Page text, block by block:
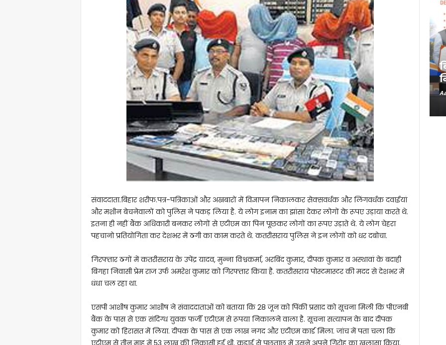
संवाददाता.बिहार शरीफ.पत्र-पत्रिकाओं और अखबारों में विज्ञापन निकालकर सेक्सवर्धक और लिंगवर्धक दवाईयां
और मशीन बेचनेवालों को पुलिस ने पकड़ लिया है. ये लोग इनाम का झांसा देकर लोगों के रूपए उड़ाया करते थे.
इतना ही नहीं बैंक अधिकारी बनकर लोगों से एटीएम का पिन पूछकर लोगों का रूपए उड़ाते थे. ये लोग चेहरा
पहचानो प्रतियोगिता कर देशभर में ठगी का काम करते थे. कतरीसराय पुलिस ने इन लोगों को धर दबोचा.
गिरफ्तार ठगों में कतरीसराय के उपेंद्र यादव, मुन्ना विश्वकर्मा, अरबिंद कुमार, दीपक कुमार व अस्थावां के बदाही
बिगहा निवासी प्रेम राज उर्फ अमरेश कुमार को गिरफ्तार किया है. कतरीसराय पोस्टमास्टर की मदद से देशभर में
धंधा चल रहा था.
एसपी आशीष कुमार आशीष ने संवाददाताओं को बताया कि 28 जून को पिंकी प्रसाद को सूचना मिली कि पीएनबी
बैंक के पास से एक संदिग्ध युवक फर्जी एटीएम से रूपया निकालने वाला है. सूचना सत्यापन के बाद दीपक
कुमार को हिरासत में लिया. दीपक के पास से एक लाख नगद और एटीएम कार्ड मिला. जांच में पता चला कि
एटीएम से तीन माह में 53 लाख की निकासी हुई थी. कड़ाई से पूछताछ में उसने अपने गिरोह का खुलासा किया.